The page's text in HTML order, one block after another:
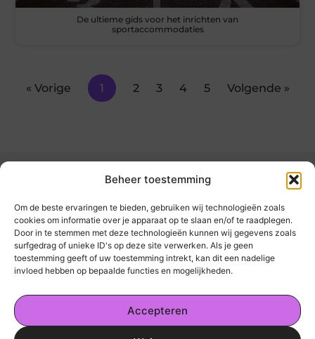
Beheer toestemming
Om de beste ervaringen te bieden, gebruiken wij technologieën zoals
cookies om informatie over je apparaat op te slaan en/of te raadplegen.
Door in te stemmen met deze technologieën kunnen wij gegevens zoals
surfgedrag of unieke ID's op deze site verwerken. Als je geen
toestemming geeft of uw toestemming intrekt, kan dit een nadelige
invloed hebben op bepaalde functies en mogelijkheden.
Accepteren
De ultieme gids voor het inrichten van
sportaccommodaties
« Vorige 1 2 3 4 5 Volgende »
kickinsite.nl – Echt, eerlijk, alles wat telt.
Een verzameling van blogs en artikelen die
een breed scala aan onderwerpen uit het
dagelijks leven behandelen.